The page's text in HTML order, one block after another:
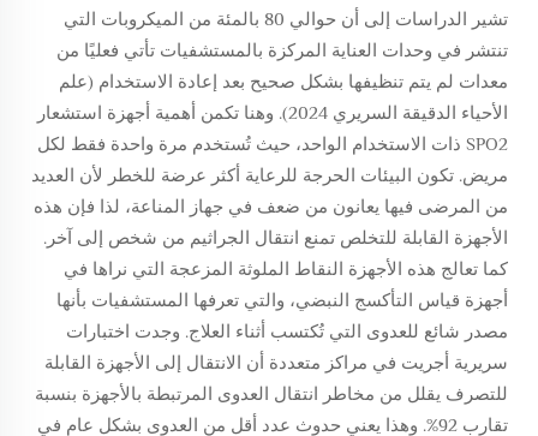
تشير الدراسات إلى أن حوالي 80 بالمئة من الميكروبات التي
تنتشر في وحدات العناية المركزة بالمستشفيات تأتي فعليًا من
معدات لم يتم تنظيفها بشكل صحيح بعد إعادة الاستخدام (علم
الأحياء الدقيقة السريري 2024). وهنا تكمن أهمية أجهزة استشعار
SPO2 ذات الاستخدام الواحد، حيث تُستخدم مرة واحدة فقط لكل
مريض. تكون البيئات الحرجة للرعاية أكثر عرضة للخطر لأن العديد
من المرضى فيها يعانون من ضعف في جهاز المناعة، لذا فإن هذه
الأجهزة القابلة للتخلص تمنع انتقال الجراثيم من شخص إلى آخر.
كما تعالج هذه الأجهزة النقاط الملوثة المزعجة التي نراها في
أجهزة قياس التأكسج النبضي، والتي تعرفها المستشفيات بأنها
مصدر شائع للعدوى التي تُكتسب أثناء العلاج. وجدت اختبارات
سريرية أجريت في مراكز متعددة أن الانتقال إلى الأجهزة القابلة
للتصرف يقلل من مخاطر انتقال العدوى المرتبطة بالأجهزة بنسبة
تقارب 92%. وهذا يعني حدوث عدد أقل من العدوى بشكل عام في